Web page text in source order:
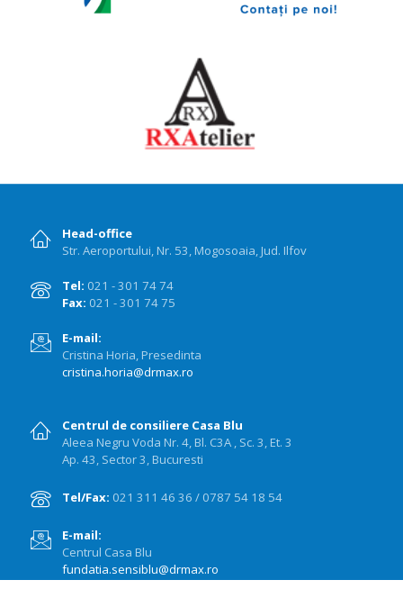
Head-office
Str. Aeroportului, Nr. 53, Mogosoaia, Jud. Ilfov
Tel: 021 - 301 74 74
Fax: 021 - 301 74 75
E-mail:
Cristina Horia, Presedinta
cristina.horia@drmax.ro
Centrul de consiliere Casa Blu
Aleea Negru Voda Nr. 4, Bl. C3A , Sc. 3, Et. 3
Ap. 43, Sector 3, Bucuresti
Tel/Fax: 021 311 46 36 / 0787 54 18 54
E-mail:
Centrul Casa Blu
fundatia.sensiblu@drmax.ro